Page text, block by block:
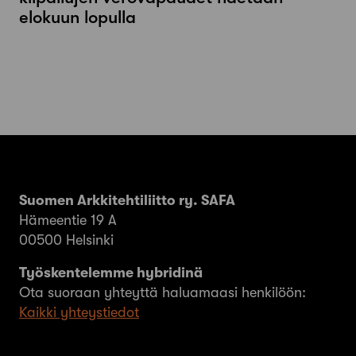
elokuun lopulla
Suomen Arkkitehtiliitto ry. SAFA
Hämeentie 19 A
00500 Helsinki
Työskentelemme hybridinä
Ota suoraan yhteyttä haluamaasi henkilöön:
Kaikki yhteystiedot